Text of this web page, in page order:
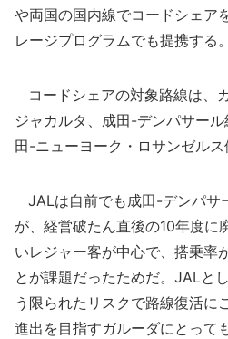
や両国の国内線でコードシェア
レージプログラムでも提携する。
コードシェアの対象路線は、
ジャカルタ、成田-デンパサー
田-ニューヨーク・ロサンゼルス
JALは自前でも成田-デンパサ
が、経営破たん直後の10年度に
いレジャー客が中心で、搭乗率
とが課題だったためだ。JALと
う限られたリスクで路線復活に
進出を目指すガルーダにとって